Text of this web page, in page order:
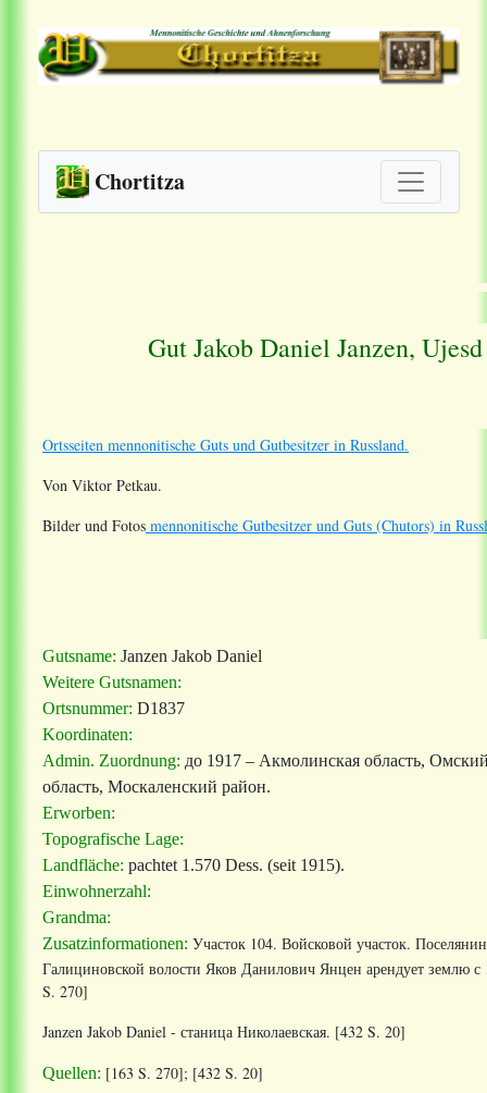
Chortitza
Gut Jakob Daniel Janzen,
Ortsseiten mennonitische Guts und Gutbesitzer in Russland.
Von Viktor Petkau.
Bilder und Fotos mennonitische Gutbesitzer und Guts (Chutors) in
Gutsname: Janzen Jakob Daniel
Weitere Gutsnamen:
Ortsnummer: D1837
Koordinaten:
Admin. Zuordnung: до 1917 – Акмолинская область,
область, Москаленский район.
Erworben:
Topografische Lage:
Landfläche: pachtet 1.570 Dess. (seit 1915).
Einwohnerzahl:
Grandma:
Zusatzinformationen: Участок 104. Войсковой участок.
Галициновской волости Яков Данилович Янцен арендует землю
S. 270]
Janzen Jakob Daniel - станица Николаевская. [432 S. 20]
Quellen: [163 S. 270]; [432 S. 20]